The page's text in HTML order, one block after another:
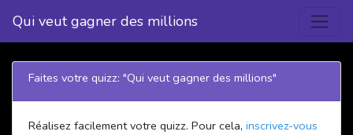
Qui veut gagner des millions
Faites votre quizz: "Qui veut gagner des millions"
Réalisez facilement votre quizz. Pour cela, inscrivez-vous